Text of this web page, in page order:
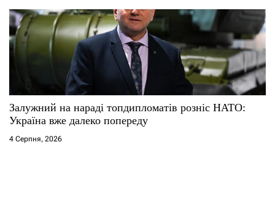
Залужний на нараді топдипломатів розніс НАТО:
Україна вже далеко попереду
4 Серпня, 2026